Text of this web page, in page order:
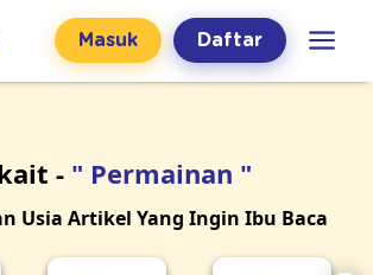
Masuk Daftar
- " Permainan "
Usia Artikel Yang Ingin Ibu Baca